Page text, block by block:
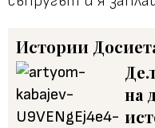
Истории
на